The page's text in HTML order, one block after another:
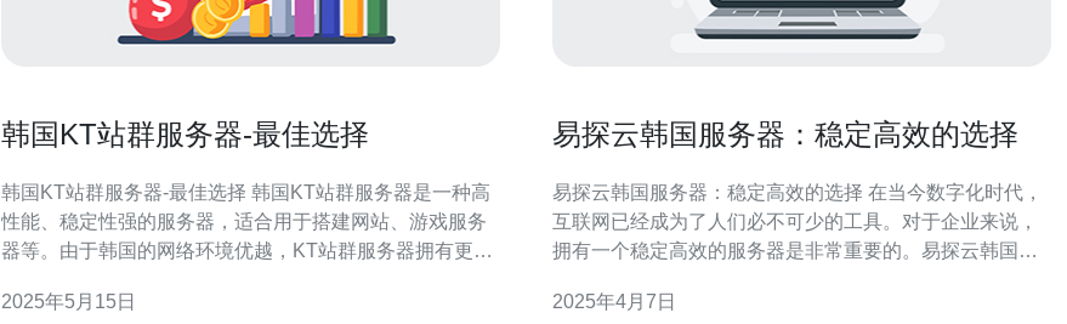
韩国KT站群服务器-最佳选择
韩国KT站群服务器-最佳选择 韩国KT站群服务器是一种高
性能、稳定性强的服务器，适合用于搭建网站、游戏服务
器等。由于韩国的网络环境优越，KT站群服务器拥有更快
国KT站群服务器具有以下优势： 高性能：KT站群服务器
2025年5月15日
易探云韩国服务器：稳定高效的选择
易探云韩国服务器：稳定高效的选择 在当今数字化时代，
互联网已经成为了人们必不可少的工具。对于企业来说，
拥有一个稳定高效的服务器是非常重要的。易探云韩国服
多优势，使其成为企业的首选。 1. 稳定性 易探云韩国服务
2025年4月7日